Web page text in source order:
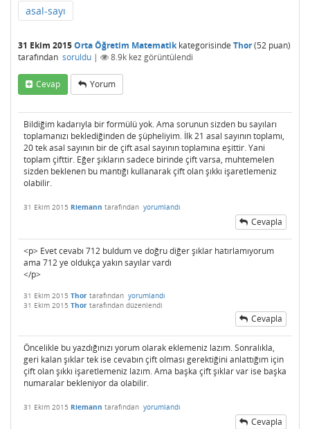
asal-sayı
31 Ekim 2015Orta Öğretim Matematikkategorisinde Thor(52 puan)
tarafından soruldu | 8.9k kez görüntülendi
Cevap Yorum
Bildiğim kadarıyla bir formülü yok. Ama sorunun sizden bu sayıları
toplamanızı beklediğinden de şüpheliyim. İlk 21 asal sayının toplamı,
20 tek asal sayının bir de çift asal sayının toplamına eşittir. Yani
toplam çifttir. Eğer şıkların sadece birinde çift varsa, muhtemelen
sizden beklenen bu mantığı kullanarak çift olan şıkkı işaretlemeniz
olabilir.
31 Ekim 2015 Riemann tarafından yorumlandı
Cevapla
<p> Evet cevabı 712 buldum ve doğru diğer şıklar hatırlamıyorum
ama 712 ye oldukça yakın sayılar vardı
</p>
31 Ekim 2015 Thor tarafından yorumlandı
31 Ekim 2015 Thor tarafından düzenlendi
Cevapla
Öncelikle bu yazdığınızı yorum olarak eklemeniz lazım. Sonralıkla,
geri kalan şıklar tek ise cevabın çift olması gerektiğini anlattığım için
çift olan şıkkı işaretlemeniz lazım. Ama başka çift şıklar var ise başka
numaralar bekleniyor da olabilir.
31 Ekim 2015 Riemann tarafından yorumlandı
Cevapla